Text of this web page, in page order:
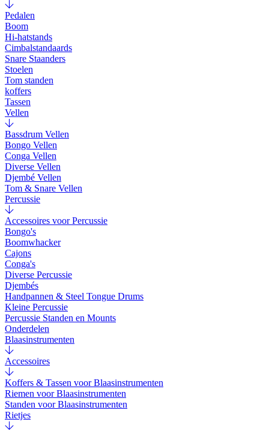
Pedalen
Boom
Hi-hatstands
Cimbalstandaards
Snare Staanders
Stoelen
Tom standen
koffers
Tassen
Vellen
Bassdrum Vellen
Bongo Vellen
Conga Vellen
Diverse Vellen
Djembé Vellen
Tom & Snare Vellen
Percussie
Accessoires voor Percussie
Bongo's
Boomwhacker
Cajons
Conga's
Diverse Percussie
Djembés
Handpannen & Steel Tongue Drums
Kleine Percussie
Percussie Standen en Mounts
Onderdelen
Blaasinstrumenten
Accessoires
Koffers & Tassen voor Blaasinstrumenten
Riemen voor Blaasinstrumenten
Standen voor Blaasinstrumenten
Rietjes